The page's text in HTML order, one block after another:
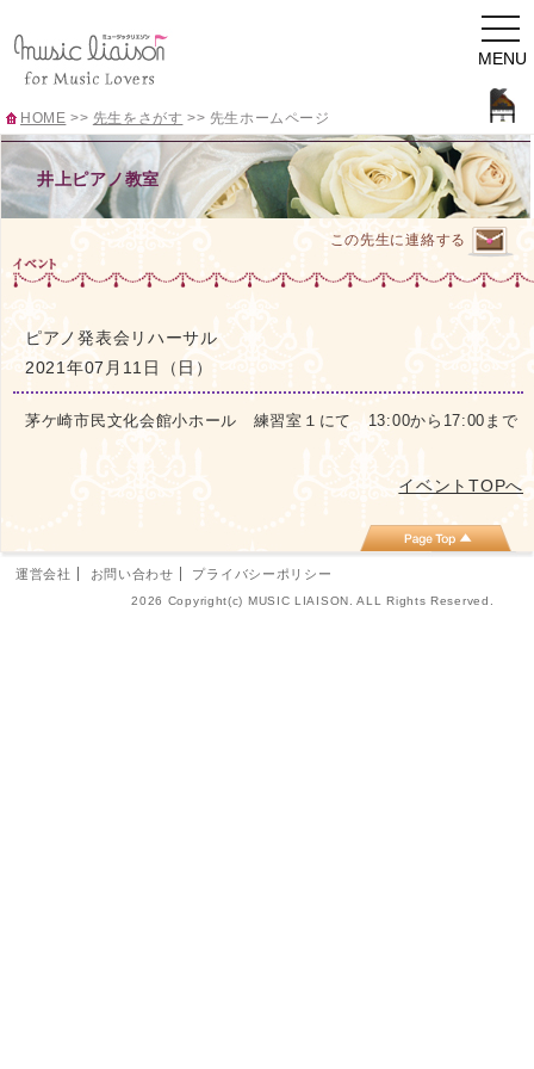
MENU
HOME >> 先生をさがす >> 先生ホームページ
井上ピアノ教室
この先生に連絡する
ピアノ発表会リハーサル
2021年07月11日（日）
茅ケ崎市民文化会館小ホール 練習室１にて 13:00から17:00まで
イベントTOPへ
運営会社 お問い合わせ プライバシーポリシー
2026 Copyright(c) MUSIC LIAISON. ALL Rights Reserved.